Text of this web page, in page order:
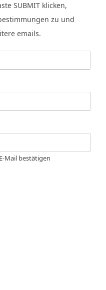
SUBMIT klicken,
zu und
emails.
E-Mail bestätigen